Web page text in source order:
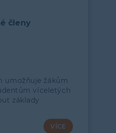
členy
umožňuje žákům
víceletých
základy
VÍCE